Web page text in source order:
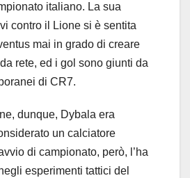
italiano. La sua
contro il Lione si è sentita
mai in grado di creare
rete, ed i gol sono giunti da
di CR7.
dunque, Dybala era
un calciatore
di campionato, però, l’ha
esperimenti tattici del